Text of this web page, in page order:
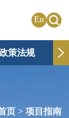
En
策法规
页 > 项目指南